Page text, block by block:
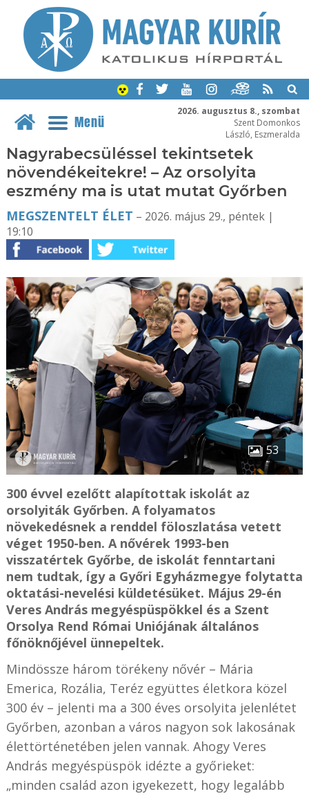
2026. augusztus 8., szombat
Szent Domonkos
László, Eszmeralda
Menü
Nagyrabecsüléssel tekintsetek
növendékeitekre! – Az orsolyita
eszmény ma is utat mutat Győrben
MEGSZENTELT ÉLET – 2026. május 29., péntek |
19:10
53
300 évvel ezelőtt alapítottak iskolát az
orsolyiták Győrben. A folyamatos
növekedésnek a renddel föloszlatása vetett
véget 1950-ben. A nővérek 1993-ben
visszatértek Győrbe, de iskolát fenntartani
nem tudtak, így a Győri Egyházmegye folytatta
oktatási-nevelési küldetésüket. Május 29-én
Veres András megyéspüspökkel és a Szent
Orsolya Rend Római Uniójának általános
főnöknőjével ünnepeltek.
Mindössze három törékeny nővér – Mária
Emerica, Rozália, Teréz együttes életkora közel
300 év – jelenti ma a 300 éves orsolyita jelenlétet
Győrben, azonban a város nagyon sok lakosának
élettörténetében jelen vannak. Ahogy Veres
András megyéspüspök idézte a győrieket:
„minden család azon igyekezett, hogy legalább